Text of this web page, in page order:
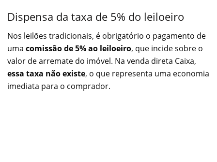
Dispensa da taxa de 5% do leiloeiro
Nos leilões tradicionais, é obrigatório o pagamento de
uma comissão de 5% ao leiloeiro, que incide sobre o
valor de arremate do imóvel. Na venda direta Caixa,
essa taxa não existe, o que representa uma economia
imediata para o comprador.